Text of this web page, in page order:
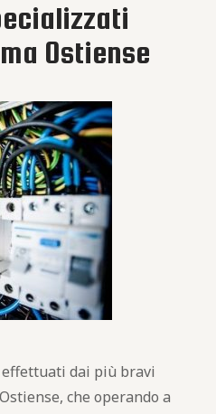
Ostiense
dai più bravi
che operando a